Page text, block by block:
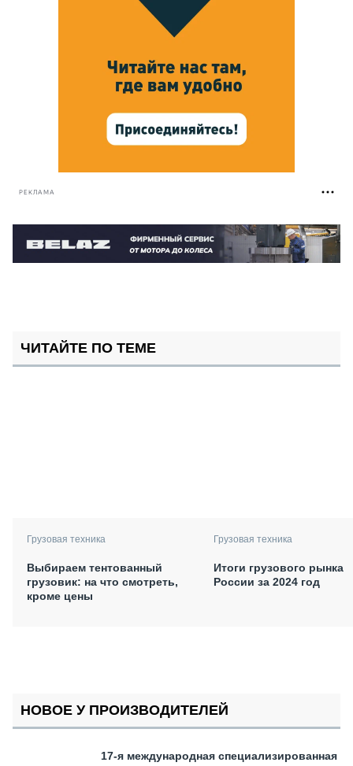
РЕКЛАМА
ЧИТАЙТЕ ПО ТЕМЕ
Грузовая техника
Выбираем тентованный
грузовик: на что смотреть,
кроме цены
Грузовая техника
Итоги грузового рынка
России за 2024 год
НОВОЕ У ПРОИЗВОДИТЕЛЕЙ
17-я международная специализированная